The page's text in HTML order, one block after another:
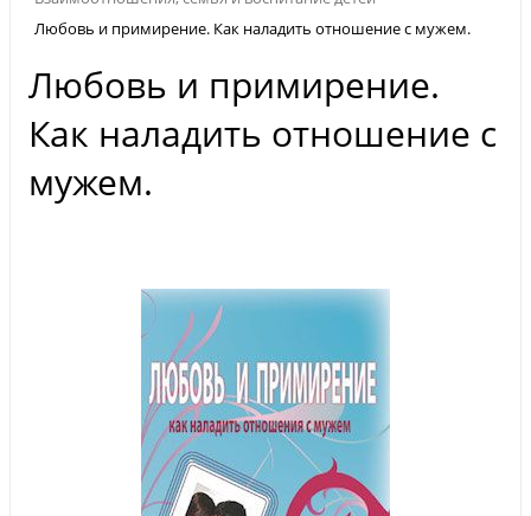
Любовь и примирение. Как наладить отношение с мужем.
Любовь и примирение.
Как наладить отношение с
мужем.